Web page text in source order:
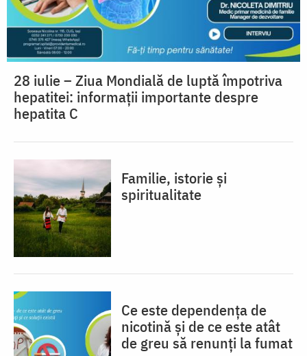
28 iulie – Ziua Mondială de luptă împotriva
hepatitei: informații importante despre
hepatita C
Familie, istorie și
spiritualitate
Ce este dependența de
nicotină și de ce este atât
de greu să renunți la fumat